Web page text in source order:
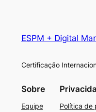
ESPM + Digital
Certificação
Sobre
Equipe
Política de